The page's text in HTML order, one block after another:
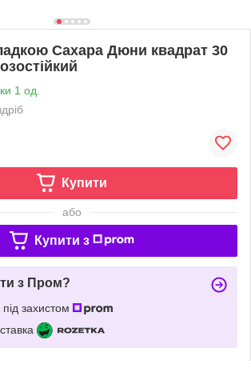
Сахара Дюни квадрат 30
1 од.
Купити
або
Купити з
з Пром?
захистом